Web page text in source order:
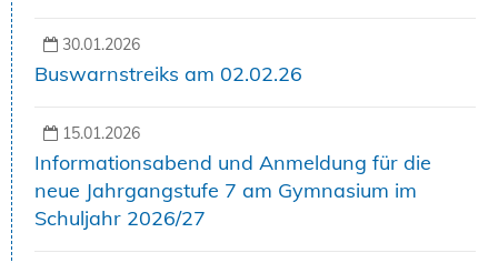
30.01.2026
Buswarnstreiks am 02.02.26
15.01.2026
Informationsabend und Anmeldung für die
neue Jahrgangstufe 7 am Gymnasium im
Schuljahr 2026/27